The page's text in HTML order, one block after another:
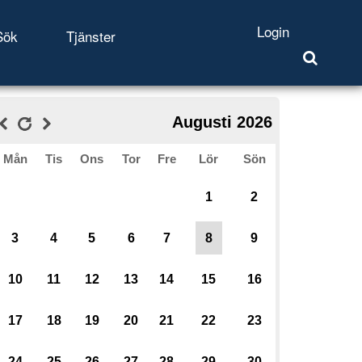
Tjänster Login
Augusti 2026
Mån Tis Ons Tor Fre Lör Sön
1 2
3 4 5 6 7 8 9
10 11 12 13 14 15 16
17 18 19 20 21 22 23